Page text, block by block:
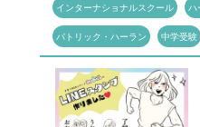
インターナショナルスクール ハ
パトリック・ハーラン 中学受験